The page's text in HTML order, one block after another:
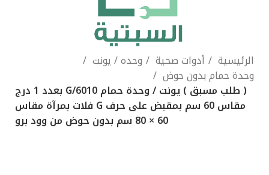
الرئيسية أدوات صحية
وحده / يونت
وحدة حمام بدون حوض
( طلب مسبق ) يونت / وحدة حمام G/6010 بعدد 1 درج
مقاس 60 سم بمقبض على حرف G فلات بمرآة مقاس
60 × 80 سم بدون حوض من وود برو